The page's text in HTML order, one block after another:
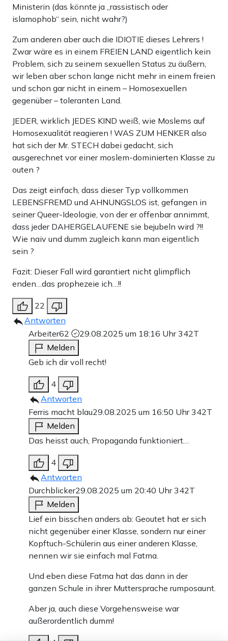
Ministerin (das könnte ja „rassistisch oder
islamophob“ sein, nicht wahr?)
Zum anderen aber auch die IDIOTIE dieses Lehrers !
Zwar wäre es in einem FREIEN LAND eigentlich kein
Problem, sich zu seinem sexuellen Status zu äußern,
wir leben aber schon lange nicht mehr in einem freien
und schon gar nicht in einem – Homosexuellen
gegenüber – toleranten Land.
JEDER, wirklich JEDES KIND weiß, wie Moslems auf
Homosexualität reagieren ! WAS ZUM HENKER also
hat sich der Mr. STECH dabei gedacht, sich
ausgerechnet vor einer moslem-dominierten Klasse zu
outen ?
Das zeigt einfach, dass dieser Typ vollkommen
LEBENSFREMD und AHNUNGSLOS ist, gefangen in
seiner Queer-Ideologie, von der er offenbar annimmt,
dass jeder DAHERGELAUFENE sie bejubeln wird ?!!
Wie naiv und dumm zugleich kann man eigentlich
sein ?
Fazit: Dieser Fall wird garantiert nicht glimpflich
enden…das prophezeie ich…!!
22
Antworten
Arbeiter62
29.08.2025 um 18:16 Uhr342T
Melden
Geb ich dir voll recht!
4
Antworten
Ferris macht blau29.08.2025 um 16:50 Uhr342T
Melden
Das heisst auch, Propaganda funktioniert…
4
Antworten
Durchblicker29.08.2025 um 20:40 Uhr342T
Melden
Lief ein bisschen anders ab: Geoutet hat er sich
nicht gegenüber einer Klasse, sondern nur einer
Kopftuch-Schülerin aus einer anderen Klasse,
nennen wir sie einfach mal Fatma.
Und eben diese Fatma hat das dann in der
ganzen Schule in ihrer Muttersprache rumposaunt.
Aber ja, auch diese Vorgehensweise war
außerordentlich dumm!